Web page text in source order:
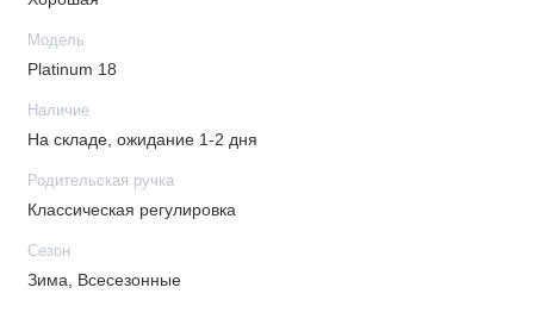
Модель
Platinum 18
Наличие
На складе, ожидание 1-2 дня
Родительская ручка
Классическая регулировка
Сезон
Зима, Всесезонные